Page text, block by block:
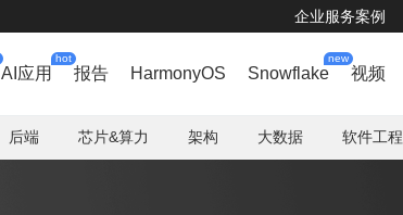
企业服务案例
AI应用
hot
报告 HarmonyOS Snowflake
new
视频
后端 芯片&算力 架构 大数据 软件工程